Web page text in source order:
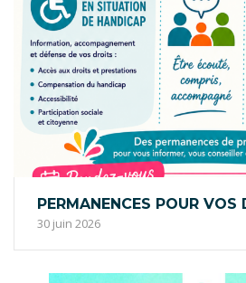
PERMANENCES POUR VOS
30 juin 2026